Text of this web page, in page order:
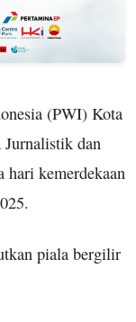
(PWI) Kota
Jurnalistik dan
hari kemerdekaan
piala bergilir